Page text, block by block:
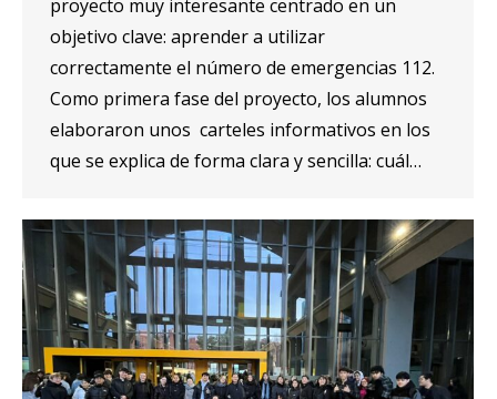
proyecto muy interesante centrado en un
objetivo clave: aprender a utilizar
correctamente el número de emergencias 112.
Como primera fase del proyecto, los alumnos
elaboraron unos carteles informativos en los
que se explica de forma clara y sencilla: cuál…